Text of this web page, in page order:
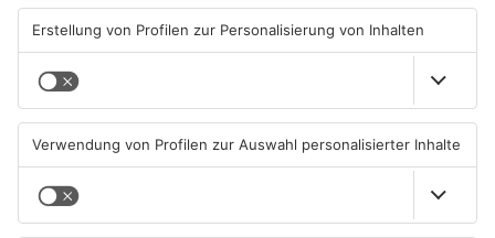
07.08.2026, 09:25 UHR IN
PRIMAVERALAND
06.08.2026, 06:37 UHR IN
PRIMAVERALAND
TOPNEWS